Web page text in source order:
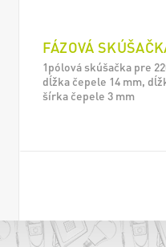
FÁZOVÁ
1pólová skúšačka pre
dĺžka čepele 14 mm,
šírka čepele 3 mm